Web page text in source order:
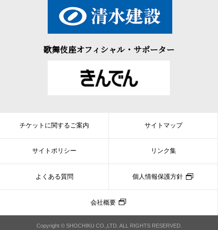
歌舞伎座オフィシャル・サポーター
チケットに関するご案内 サイトマップ
サイトポリシー リンク集
よくある質問 個人情報保護方針
会社概要
Copyright © SHOCHIKU CO.,LTD. ALL RIGHTS RESERVED.